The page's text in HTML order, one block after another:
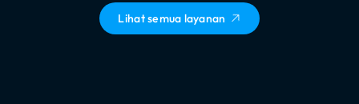
Lihat semua layanan